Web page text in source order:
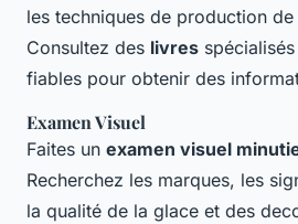
les techniques de production
Consultez des livres
fiables pour obtenir des
Examen Visuel
Faites un examen visuel
Recherchez les marques, les
la qualité de la glace et des